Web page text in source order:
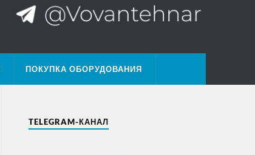
ПОКУПКА ОБОРУДОВАНИЯ
TELEGRAM-КАНАЛ